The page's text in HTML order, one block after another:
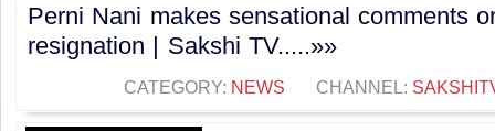
Perni Nani makes sensational comments
resignation | Sakshi TV.....»»
CATEGORY: NEWS CHANNEL: